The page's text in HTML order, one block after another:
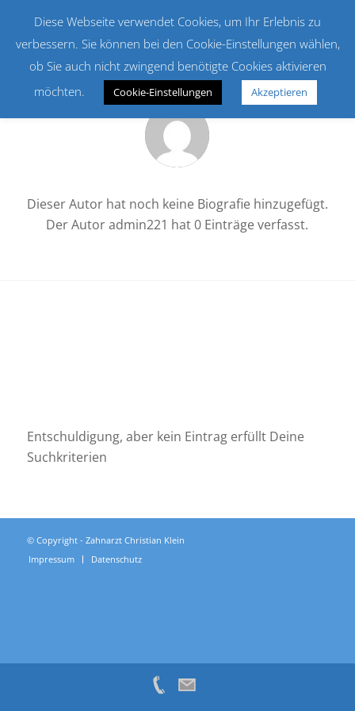
Menü
Dieser Autor hat noch keine Biografie hinzugefügt.
Der Autoradmin221 hat 0 Einträge verfasst.
Entschuldigung, aber kein Eintrag erfüllt Deine
Suchkriterien
© Copyright - Zahnarzt Christian Klein
Impressum
Datenschutz
Diese Webseite verwendet Cookies, um Ihr Erlebnis zu
verbessern. Sie können bei den Cookie-Einstellungen wählen,
ob Sie auch nicht zwingend benötigte Cookies aktivieren
möchten.
Cookie-Einstellungen Akzeptieren